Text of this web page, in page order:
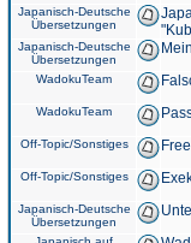
Japanisch-Deutsche
Übersetzungen
Japanisch-Deutsche
Übersetzungen
WadokuTeam
WadokuTeam
Off-Topic/Sonstiges
Off-Topic/Sonstiges
Japanisch-Deutsche
Übersetzungen